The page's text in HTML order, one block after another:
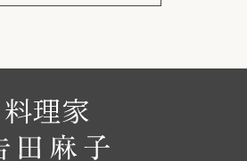
料理家